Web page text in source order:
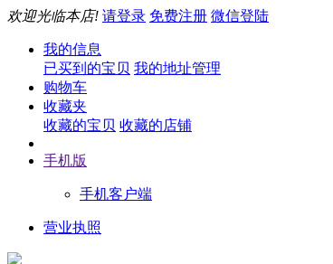
欢迎光临本店! 请登录 免费注册 微信登陆
我的信息
已买到的宝贝 我的地址管理
购物车
收藏夹
收藏的宝贝 收藏的店铺
手机版
手机客户端
营业执照